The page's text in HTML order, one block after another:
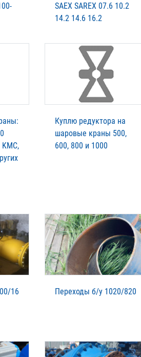
SAEX SAREX 07.6 10.2
14.2 14.6 16.2
KMC,
Куплю редуктора на
шаровые краны 500,
600, 800 и 1000
16 Переходы б/у 1020/820